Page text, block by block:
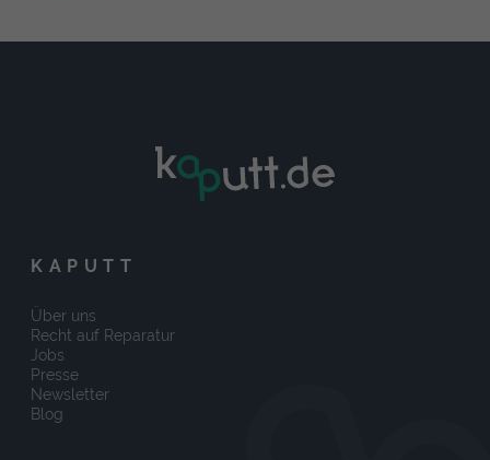
KAPUTT
Über uns
Recht auf Reparatur
Jobs
Presse
Newsletter
Blog